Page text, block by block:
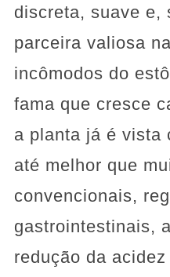
discreta, suave e,
parceira valiosa
incômodos do
fama que cresce
a planta já é vista
até melhor que
convencionais,
gastrointestinais,
redução da